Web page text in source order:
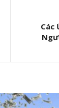
Các